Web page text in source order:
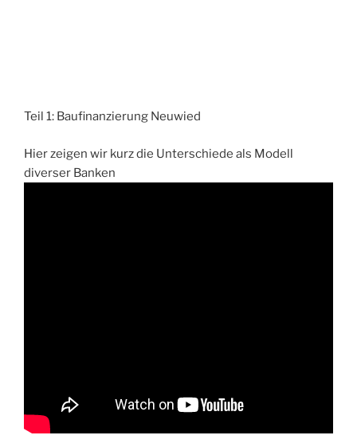
Teil 1: Baufinanzierung Neuwied
Hier zeigen wir kurz die Unterschiede als Modell
diverser Banken